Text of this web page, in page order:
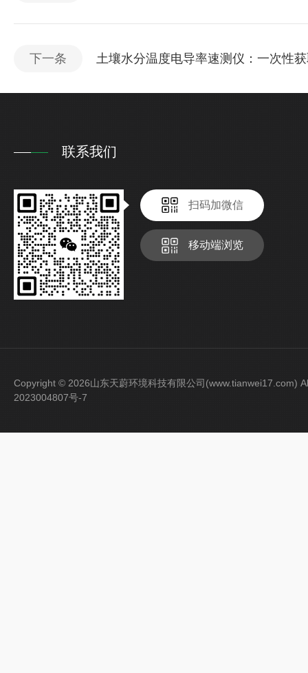
下一条 土壤水分温度电导率速测仪：一次性
联系我们
扫码加微信
移动端浏览
Copyright © 2026山东天蔚环境科技有限公司(www.tianwei17.com)
2023004807号-7